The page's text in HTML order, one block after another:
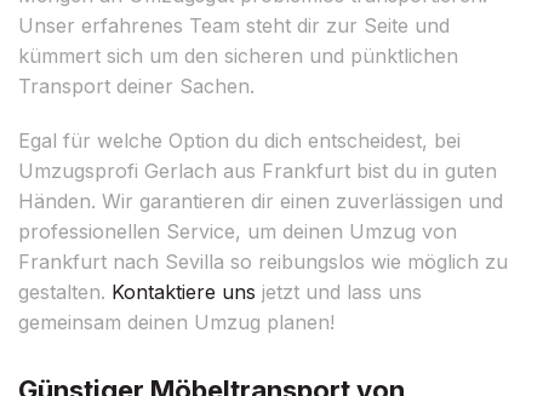
Unser erfahrenes Team steht dir zur Seite und
kümmert sich um den sicheren und pünktlichen
Transport deiner Sachen.
Egal für welche Option du dich entscheidest, bei
Umzugsprofi Gerlach aus Frankfurt bist du in guten
Händen. Wir garantieren dir einen zuverlässigen und
professionellen Service, um deinen Umzug von
Frankfurt nach Sevilla so reibungslos wie möglich zu
gestalten. Kontaktiere uns jetzt und lass uns
gemeinsam deinen Umzug planen!